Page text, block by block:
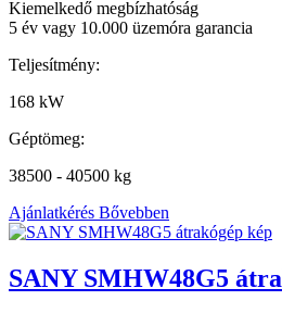
Kiemelkedő megbízhatóság
5 év vagy 10.000 üzemóra garancia
Teljesítmény:
168 kW
Géptömeg:
38500 - 40500 kg
Ajánlatkérés Bővebben
SANY SMHW48G5